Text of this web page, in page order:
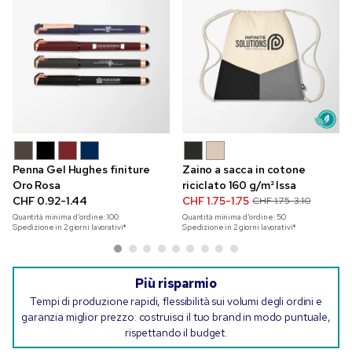
Penna Gel Hughes finiture
Oro Rosa
CHF 0.92-1.44
Quantità minima d'ordine:100
Spedizione in 2 giorni lavorativi*
Zaino a sacca in cotone
riciclato 160 g/m² Issa
CHF 1.75-1.75 CHF 1.75-3.10
Quantità minima d'ordine: 50
Spedizione in 2 giorni lavorativi*
Più risparmio
Tempi di produzione rapidi, flessibilità sui volumi degli ordini e
garanzia miglior prezzo: costruisci il tuo brand in modo puntuale,
rispettando il budget.